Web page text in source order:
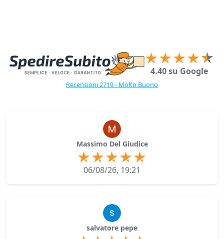
4.40 su Google
Recensioni 2719 - Molto Buono
Massimo Del Giudice
06/08/26, 19:21
salvatore pepe